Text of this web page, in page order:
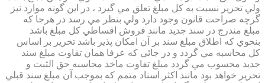
ولي تحرير نسبت به كل مبلغ تعلق مي گيرد ، در اين گونه موارد نيز
گرچه صراحت قانون وجود دارد ولي بنظر مي رسد در هرجا كه
مبلغ مندرج در سند جديد مانند فروش اقساطي كل مبلغ باشد
بنحوي كه اطلاق مبلغ سند بر آن امكان پذير باشد تحرير بر اساس
كل محاسبه مي گردد و در جائي كه عرفا همان تفاوت مبلغ سند
جديد محسوب مي گردد مبلغ تفاوت ماخذ محاسبه حق الثبت و
تحرير خواهد بود مانند اكثر اسناد متمم كه بموجب آن مبلغ سند قبلي